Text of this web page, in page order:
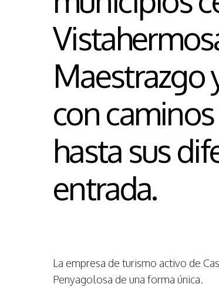
Maestrazgo
con
hasta sus
entrada.
La empresa de turismo activo de
Penyagolosa de una forma única.